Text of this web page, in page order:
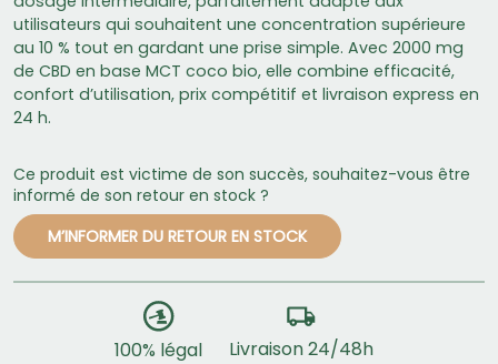
utilisateurs qui souhaitent une concentration supérieure
au 10 % tout en gardant une prise simple. Avec 2000 mg
de CBD en base MCT coco bio, elle combine efficacité,
confort d’utilisation, prix compétitif et livraison express en
24 h.
Ce produit est victime de son succès, souhaitez-vous être
informé de son retour en stock ?
M’INFORMER DU RETOUR EN STOCK
100% légal Livraison 24/48h